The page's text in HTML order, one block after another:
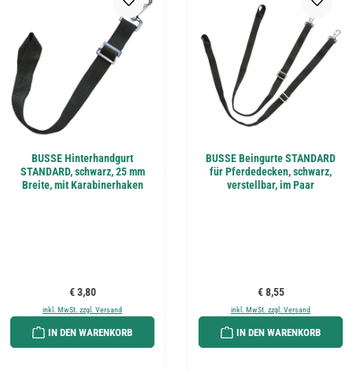
BUSSE Hinterhandgurt
STANDARD, schwarz, 25 mm
Breite, mit Karabinerhaken
Regulärer Preis:
€ 3,80
inkl. MwSt. zzgl. Versand
IN DEN WARENKORB
BUSSE Beingurte STANDARD
für Pferdedecken, schwarz,
verstellbar, im Paar
Regulärer Preis:
€ 8,55
inkl. MwSt. zzgl. Versand
IN DEN WARENKORB